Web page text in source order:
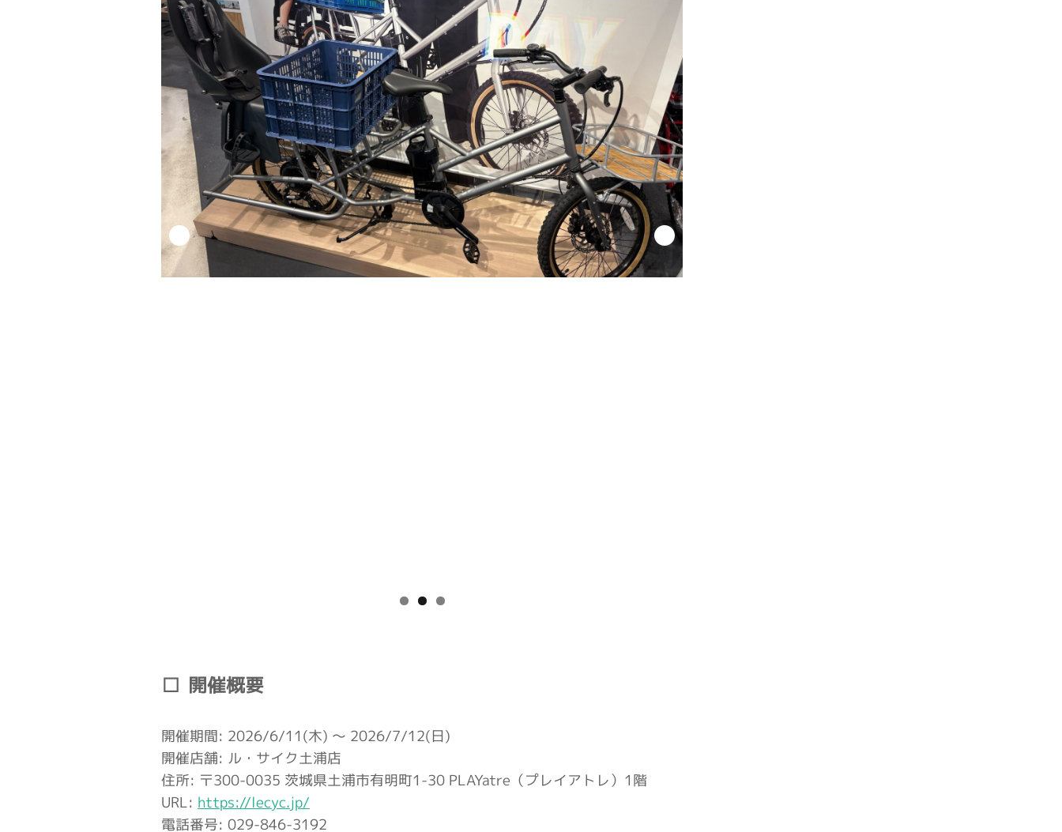
開催概要
開催期間: 2026/6/11(木) ～ 2026/7/12(日)
開催店舗: ル・サイク土浦店
住所: 〒300-0035 茨城県土浦市有明町1-30 PLAYatre（プレイアトレ）1階
URL: https://lecyc.jp/
電話番号: 029-846-3192